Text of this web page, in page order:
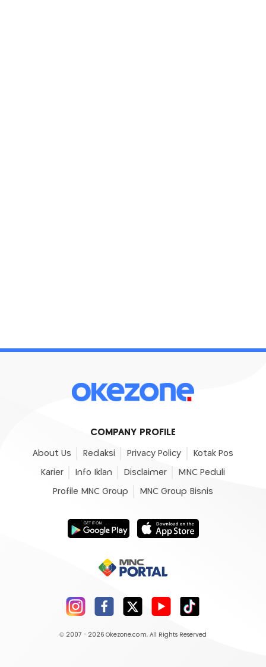
COMPANY PROFILE
About Us Redaksi Privacy Policy Kotak Pos
Karier Info Iklan Disclaimer MNC Peduli
Profile MNC Group MNC Group Bisnis
© 2007 - 2026 Okezone.com, All Rights Reserved